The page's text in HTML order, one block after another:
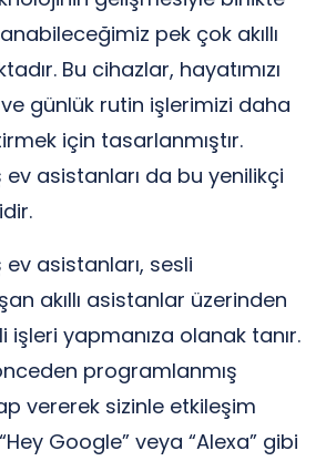
pek çok akıllı
Bu cihazlar, hayatımızı
günlük rutin işlerimizi daha
için tasarlanmıştır.
ev asistanları da bu yenilikçi
asistanları, sesli
akıllı asistanlar üzerinden
işleri yapmanıza olanak tanır.
programlanmış
vererek sizinle etkileşim
Google” veya “Alexa” gibi